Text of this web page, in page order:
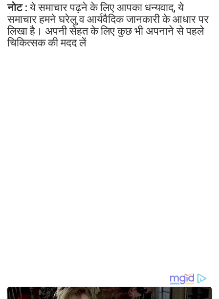
नोट :ये समाचार पढ़ने के लिए आपका धन्यवाद, ये
समाचार हमने घरेलु व आर्यवैदिक जानकारी के आधार पर
लिखा है। अपनी सेहत के लिए कुछ भी अपनाने से पहले
चिकित्सक की मदद लें